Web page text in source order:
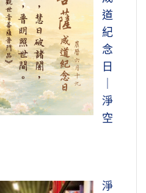
道
紀
念
日
淨
空
淨